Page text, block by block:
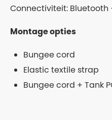
Connectiviteit: Bluetooth
Montage opties
Bungee cord
Elastic textile strap
Bungee cord + Tank